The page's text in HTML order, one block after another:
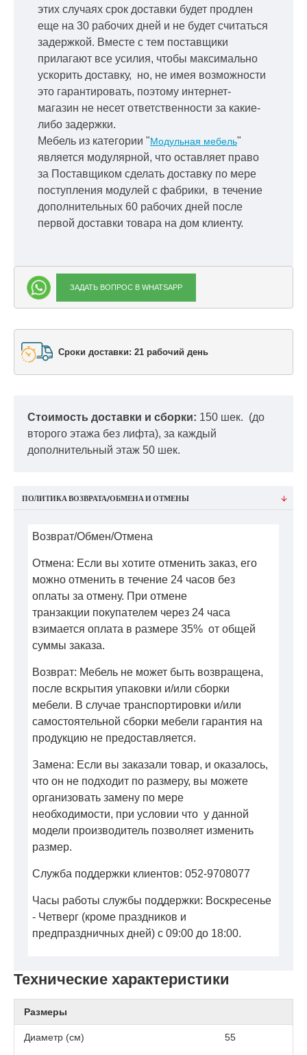
этих случаях срок доставки будет продлен
еще на 30 рабочих дней и не будет считаться
задержкой. Вместе с тем поставщики
прилагают все усилия, чтобы максимально
ускорить доставку, но, не имея возможности
это гарантировать, поэтому интернет-
магазин не несет ответственности за какие-
либо задержки.
Мебель из категории "Модульная мебель"
является модулярной, что оставляет право
за Поставщиком сделать доставку по мере
поступления модулей с фабрики, в течение
дополнительных 60 рабочих дней после
первой доставки товара на дом клиенту.
ЗАДАТЬ ВОПРОС В WHATSAPP
Сроки доставки: 21 рабочий день
Стоимость доставки и сборки: 150 шек. (до
второго этажа без лифта), за каждый
дополнительный этаж 50 шек.
Технические характеристики
Размеры
Диаметр (см) 55
ПОЛИТИКА ВОЗВРАТА/ОБМЕНА И ОТМЕНЫ
Возврат/Обмен/Отмена
Отмена: Если вы хотите отменить заказ, его
можно отменить в течение 24 часов без
оплаты за отмену. При отмене
транзакции покупателем через 24 часа
взимается оплата в размере 35% от общей
суммы заказа.
Возврат: Мебель не может быть возвращена,
после вскрытия упаковки и/или сборки
мебели. В случае транспортировки и/или
самостоятельной сборки мебели гарантия на
продукцию не предоставляется.
Замена: Если вы заказали товар, и оказалось,
что он не подходит по размеру, вы можете
организовать замену по мере
необходимости, при условии что у данной
модели производитель позволяет изменить
размер.
Служба поддержки клиентов: 052-9708077
Часы работы службы поддержки: Воскресенье
- Четверг (кроме праздников и
предпраздничных дней) с 09:00 до 18:00.